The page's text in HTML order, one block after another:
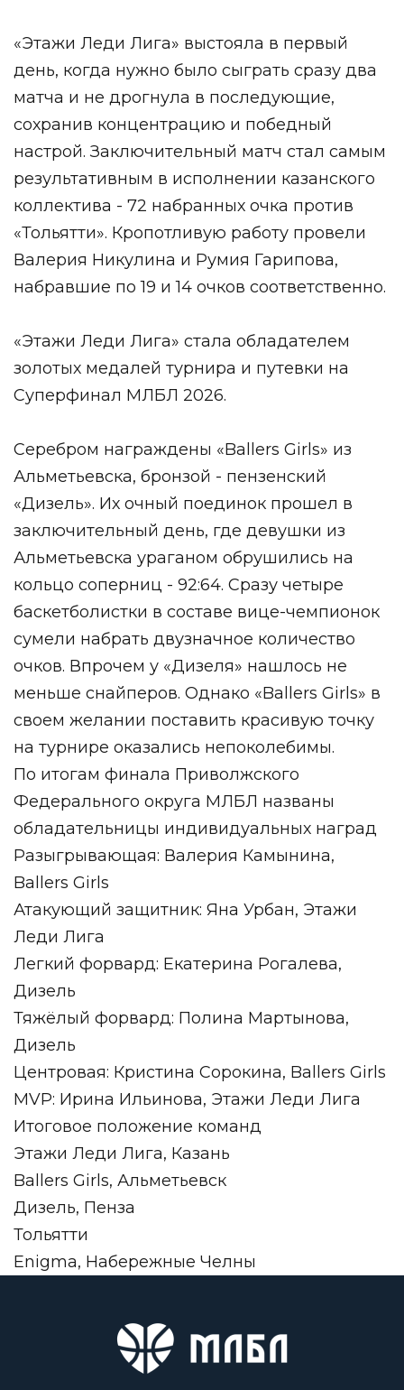
«Этажи Леди Лига» выстояла в первый
день, когда нужно было сыграть сразу два
матча и не дрогнула в последующие,
сохранив концентрацию и победный
настрой. Заключительный матч стал самым
результативным в исполнении казанского
коллектива - 72 набранных очка против
«Тольятти». Кропотливую работу провели
Валерия Никулина и Румия Гарипова,
набравшие по 19 и 14 очков соответственно.
«Этажи Леди Лига» стала обладателем
золотых медалей турнира и путевки на
Суперфинал МЛБЛ 2026.
Серебром награждены «Ballers Girls» из
Альметьевска, бронзой - пензенский
«Дизель». Их очный поединок прошел в
заключительный день, где девушки из
Альметьевска ураганом обрушились на
кольцо соперниц - 92:64. Сразу четыре
баскетболистки в составе вице-чемпионок
сумели набрать двузначное количество
очков. Впрочем у «Дизеля» нашлось не
меньше снайперов. Однако «Ballers Girls» в
своем желании поставить красивую точку
на турнире оказались непоколебимы.
По итогам финала Приволжского
Федерального округа МЛБЛ названы
обладательницы индивидуальных наград
Разыгрывающая: Валерия Камынина,
Ballers Girls
Атакующий защитник: Яна Урбан, Этажи
Леди Лига
Легкий форвард: Екатерина Рогалева,
Дизель
Тяжёлый форвард: Полина Мартынова,
Дизель
Центровая: Кристина Сорокина, Ballers Girls
MVP: Ирина Ильинова, Этажи Леди Лига
Итоговое положение команд
Этажи Леди Лига, Казань
Ballers Girls, Альметьевск
Дизель, Пенза
Тольятти
Enigma, Набережные Челны